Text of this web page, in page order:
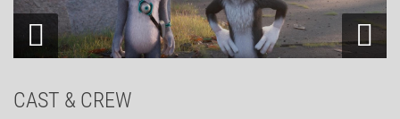
CAST & CREW